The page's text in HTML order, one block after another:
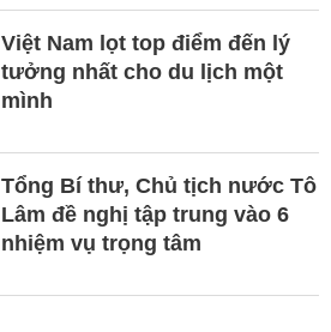
Việt Nam lọt top điểm đến lý
tưởng nhất cho du lịch một
mình
Tổng Bí thư, Chủ tịch nước Tô
Lâm đề nghị tập trung vào 6
nhiệm vụ trọng tâm